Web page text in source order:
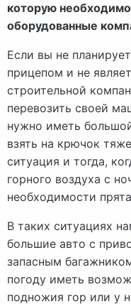
которую
оборудованные
Если вы не
прицепом и не
строительной
перевозить своей
нужно иметь
взять на крючок
ситуация и тогда,
горного воздуха с
необходимости
В таких ситуациях
большие авто с
запасным
погоду иметь
подножия гор или у